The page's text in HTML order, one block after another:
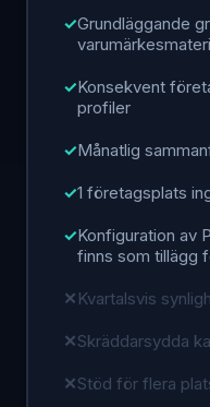
Grundläggande
Konsekvent
profiler
Månatlig
1 företagsplats
Konfiguration av
finns som tillägg
Kvartalsvis
Skräddarsydda
Stöd för flera